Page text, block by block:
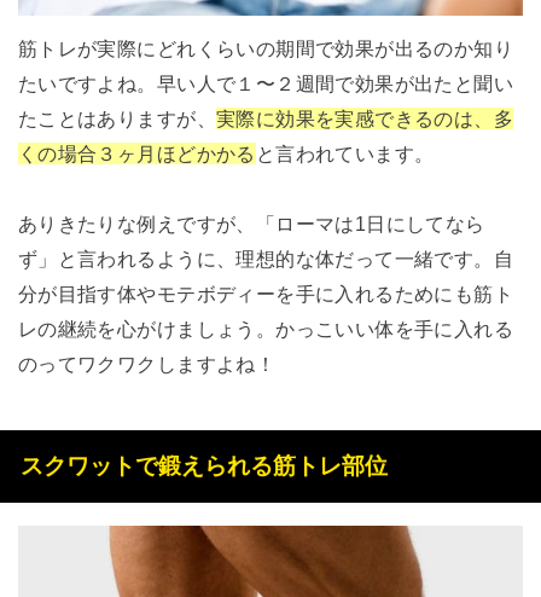
筋トレが実際にどれくらいの期間で効果が出るのか知り
たいですよね。早い人で１〜２週間で効果が出たと聞い
たことはありますが、 実際に効果を実感できるのは、多
くの場合３ヶ月ほどかかる と言われています。
ありきたりな例えですが、「ローマは1日にしてなら
ず」と言われるように、理想的な体だって一緒です。自
分が目指す体やモテボディーを手に入れるためにも筋ト
レの継続を心がけましょう。かっこいい体を手に入れる
のってワクワクしますよね！
スクワットで鍛えられる筋トレ部位